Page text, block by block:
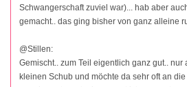
Schwangerschaft zuviel war)... hab aber
gemacht.. das ging bisher von ganz alleine
@Stillen:
Gemischt.. zum Teil eigentlich ganz gut.. nur
kleinen Schub und möchte da sehr oft an